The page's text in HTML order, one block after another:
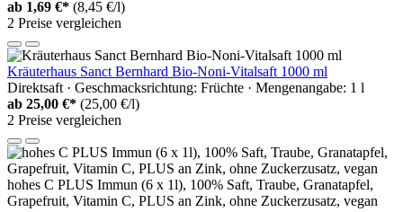
ab 1,69 €* (8,45 €/l)
2 Preise vergleichen
Kräuterhaus Sanct Bernhard Bio-Noni-Vitalsaft 1000 ml
Direktsaft · Geschmacksrichtung: Früchte · Mengenangabe: 1 l
ab 25,00 €* (25,00 €/l)
2 Preise vergleichen
hohes C PLUS Immun (6 x 1l), 100% Saft, Traube, Granatapfel,
Grapefruit, Vitamin C, PLUS an Zink, ohne Zuckerzusatz, vegan